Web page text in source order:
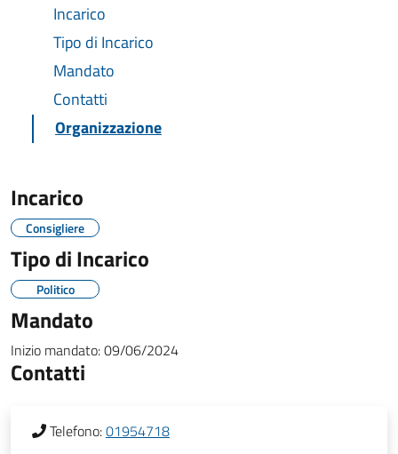
Incarico
Tipo di Incarico
Mandato
Contatti
Organizzazione
Incarico
Consigliere
Tipo di Incarico
Politico
Mandato
Inizio mandato:09/06/2024
Contatti
Telefono:01954718